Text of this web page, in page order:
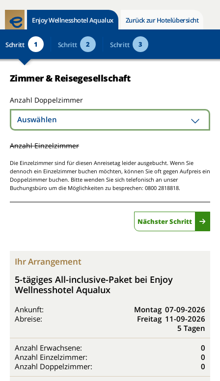
Enjoy Wellnesshotel Aqualux Zurück zur Hotelübersicht
Schritt 1 Schritt 2 Schritt 3
Zimmer & Reisegesellschaft
Anzahl Doppelzimmer
Auswählen
Anzahl Einzelzimmer
Die Einzelzimmer sind für diesen Anreisetag leider ausgebucht. Wenn Sie
dennoch ein Einzelzimmer buchen möchten, können Sie oft gegen Aufpreis ein
Doppelzimmer buchen. Bitte wenden Sie sich telefonisch an unser
Buchungsbüro um die Möglichkeiten zu besprechen: 0800 2818818.
Nächster Schritt
Ihr Arrangement
5-tägiges All-inclusive-Paket bei Enjoy
Wellnesshotel Aqualux
Ankunft: Montag 07-09-2026
Abreise:
Freitag 11-09-2026
5 Tagen
Anzahl Erwachsene:
0
Anzahl Einzelzimmer:
0
Anzahl Doppelzimmer:
0